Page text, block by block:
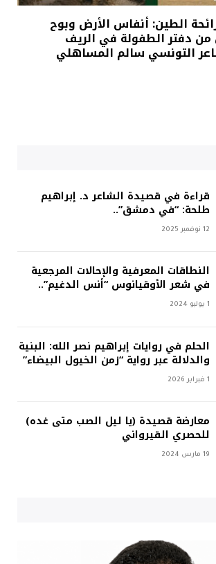
الطين: أنفاس الأرض وبوح
من دفتر الطفولة في الريف
التونسي سالم المساهلي
قراءة في قصيدة الشاعر د. إبراهيم
طلحة: “في دمشق”..
12 نوفمبر 2025
النطاقات المعرفية والإحالات المرجعية
في شعر الأوقيانوس “أنس الدغيم”..
1 يوليو 2024
الحلم في روايات إبراهيم نصر الله: البنية
والدلالة عبر رواية “زمن الخيول البيضاء”
1 فبراير 2026
معارضة قصيدة (يا ليل الصب متى غده)
للحصري القيرواني
19 مارس 2024